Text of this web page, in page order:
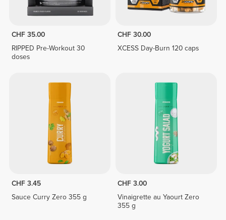
CHF 35.00
RIPPED Pre-Workout 30
doses
CHF 30.00
XCESS Day-Burn 120 caps
CHF 3.45
Sauce Curry Zero 355 g
CHF 3.00
Vinaigrette au Yaourt Zero
355 g